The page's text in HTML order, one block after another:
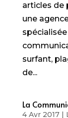
articles de
une
surfant,
de...
La
4 Avr 2017|